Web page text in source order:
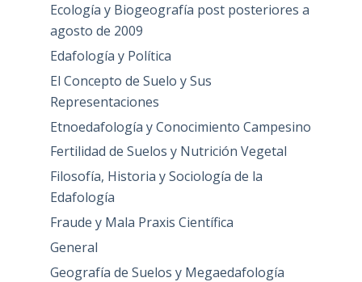
Ecología y Biogeografía post posteriores a
agosto de 2009
Edafología y Política
El Concepto de Suelo y Sus
Representaciones
Etnoedafología y Conocimiento Campesino
Fertilidad de Suelos y Nutrición Vegetal
Filosofía, Historia y Sociología de la
Edafología
Fraude y Mala Praxis Científica
General
Geografía de Suelos y Megaedafología